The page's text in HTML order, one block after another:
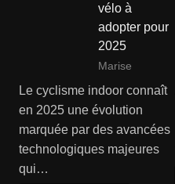
vélo à
adopter pour
2025
Marise
Le cyclisme indoor connaît
en 2025 une évolution
marquée par des avancées
technologiques majeures
qui…